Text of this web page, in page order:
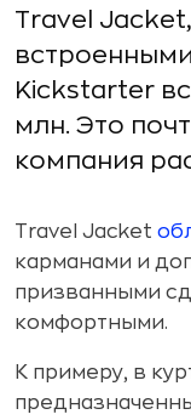
Travel
Kickstarter
млн. Это
компания
Travel Jacket
карманами и
призванными
комфортными.
К примеру, в